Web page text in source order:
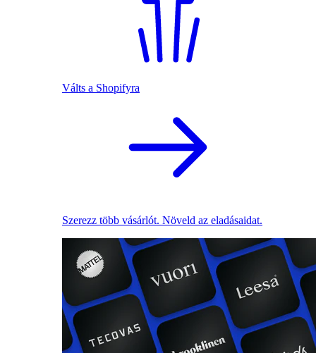
Válts a Shopifyra
Szerezz több vásárlót. Növeld az eladásaidat.